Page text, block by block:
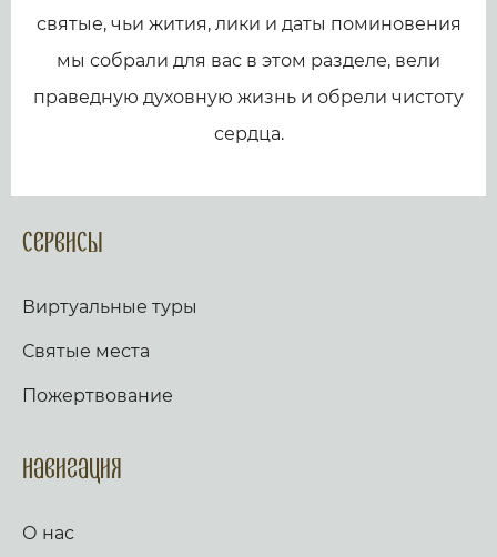
святые, чьи жития, лики и даты поминовения
мы собрали для вас в этом разделе, вели
праведную духовную жизнь и обрели чистоту
сердца.
Сервисы
Виртуальные туры
Святые места
Пожертвование
Навигация
О нас